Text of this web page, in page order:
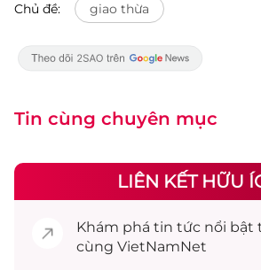
Chủ đề: giao thừa
Tin cùng chuyên mục
LIÊN KẾT HỮU
Khám phá tin tức nổi bật
cùng VietNamNet